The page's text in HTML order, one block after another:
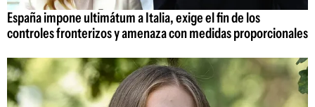
España impone ultimátum a Italia, exige el fin de los
controles fronterizos y amenaza con medidas proporcionales